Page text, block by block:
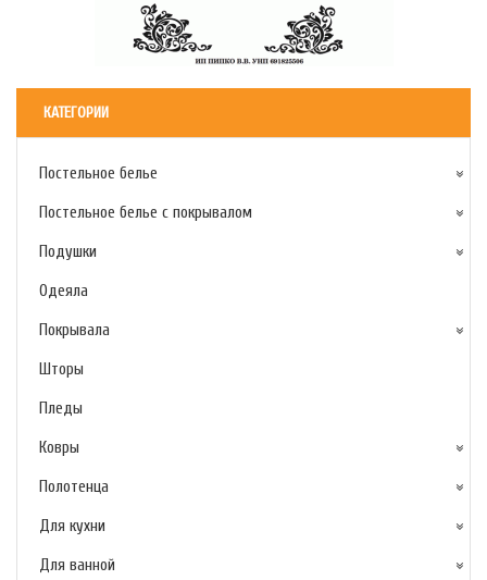
КАТЕГОРИИ
Постельное белье
Постельное белье с покрывалом
Подушки
Одеяла
Покрывала
Шторы
Пледы
Ковры
Полотенца
Для кухни
Для ванной